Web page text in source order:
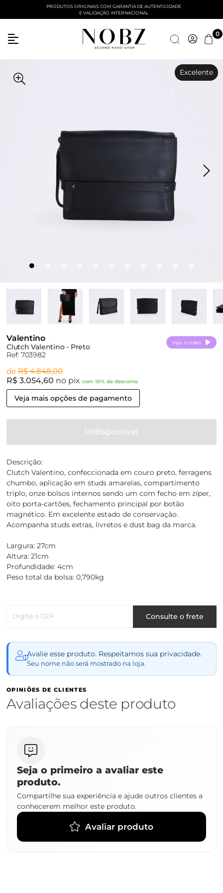
PRODUTOS ORIGINAIS COM GARANTIA DE AUTENTICIDADE
E VALIDAÇÃO INTERNACIONAL
0
Excelente
Valentino
Clutch Valentino - Preto
Ref: 703982
Veja o vídeo
de R$ 4.848,00
R$ 3.054,60 no pix com 10% de desconto
Veja mais opções de pagamento
Indisponível
Descrição:
Clutch Valentino, confeccionada em couro preto, ferragens
chumbo, aplicação em studs amarelas, compartimento
triplo, onze bolsos internos sendo um com fecho em zíper,
oito porta-cartões, fechamento principal por botão
magnético. Em excelente estado de conservação.
Acompanha studs extras, livretos e dust bag da marca.
Largura: 27cm
Altura: 21cm
Profundidade: 4cm
Peso total da bolsa: 0,790kg
Digite o CEP Consulte o frete
Avalie esse produto. Respeitamos sua privacidade.
Seu nome não será mostrado na loja.
OPINIÕES DE CLIENTES
Avaliações deste produto
Seja o primeiro a avaliar este
produto.
Compartilhe sua experiência e ajude outros clientes a
conhecerem melhor este produto.
Avaliar produto